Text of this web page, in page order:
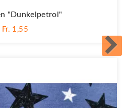
"dunkelpetrol"
Fr. 1,55